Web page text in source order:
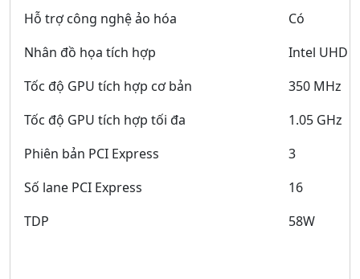
Hỗ trợ công nghệ ảo hóa
Có
Nhân đồ họa tích hợp
Intel UHD
Tốc độ GPU tích hợp cơ bản
350 MHz
Tốc độ GPU tích hợp tối đa
1.05 GHz
Phiên bản PCI Express
3
Số lane PCI Express
16
TDP
58W